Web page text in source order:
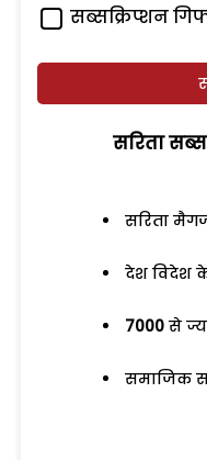
सब्सक्रिप्शन
सरिता
सरिता
देश विदेश
7000 से
समाजिक